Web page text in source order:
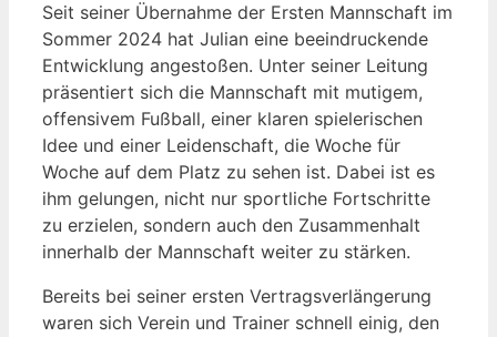
Seit seiner Übernahme der Ersten Mannschaft im
Sommer 2024 hat Julian eine beeindruckende
Entwicklung angestoßen. Unter seiner Leitung
präsentiert sich die Mannschaft mit mutigem,
offensivem Fußball, einer klaren spielerischen
Idee und einer Leidenschaft, die Woche für
Woche auf dem Platz zu sehen ist. Dabei ist es
ihm gelungen, nicht nur sportliche Fortschritte
zu erzielen, sondern auch den Zusammenhalt
innerhalb der Mannschaft weiter zu stärken.
Bereits bei seiner ersten Vertragsverlängerung
waren sich Verein und Trainer schnell einig, den